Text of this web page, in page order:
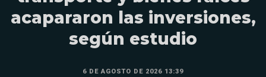
acapararon las inversiones,
según estudio
6 DE AGOSTO DE 2026 13:39